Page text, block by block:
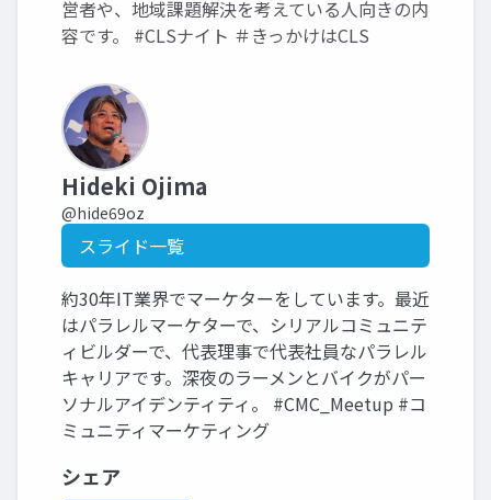
営者や、地域課題解決を考えている人向きの内
容です。 #CLSナイト ＃きっかけはCLS
Hideki Ojima
@hide69oz
スライド一覧
約30年IT業界でマーケターをしています。最近
はパラレルマーケターで、シリアルコミュニテ
ィビルダーで、代表理事で代表社員なパラレル
キャリアです。深夜のラーメンとバイクがパー
ソナルアイデンティティ。 #CMC_Meetup #コ
ミュニティマーケティング
シェア